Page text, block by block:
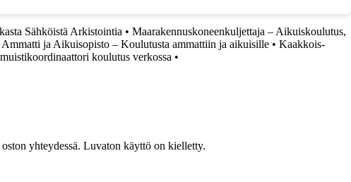
Sähköistä Arkistointia • Maarakennuskoneenkuljettaja – Aikuiskoulutus,
Ammatti ja Aikuisopisto – Koulutusta ammattiin ja aikuisille • Kaakkois-
koulutus verkossa •
yhteydessä. Luvaton käyttö on kielletty.